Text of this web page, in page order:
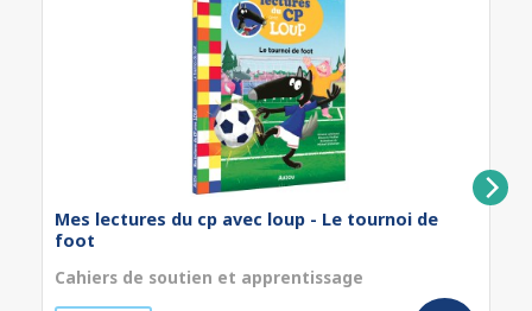
Mes lectures du cp avec loup - Le tournoi de
foot
Cahiers de soutien et apprentissage